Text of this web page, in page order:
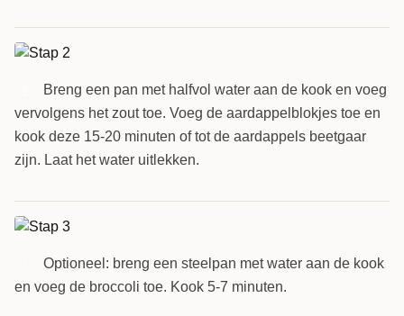
Breng een pan met halfvol water aan de kook en voeg
vervolgens het zout toe. Voeg de aardappelblokjes toe en
kook deze 15-20 minuten of tot de aardappels beetgaar
zijn. Laat het water uitlekken.
Optioneel: breng een steelpan met water aan de kook
en voeg de broccoli toe. Kook 5-7 minuten.